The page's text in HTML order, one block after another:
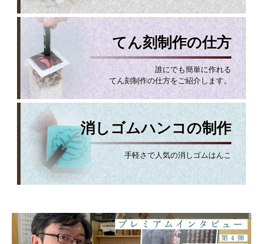
てん刻制作の仕方
誰にでも簡単に作れる
てん刻制作の仕方をご紹介します。
消しゴムハンコの制作
手軽さで人気の消しゴムはんこ